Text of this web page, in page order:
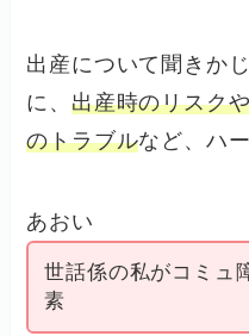
出産について聞きか
に、出産時のリスク
のトラブルなど、ハ
あおい
世話係の私がコミュ
素